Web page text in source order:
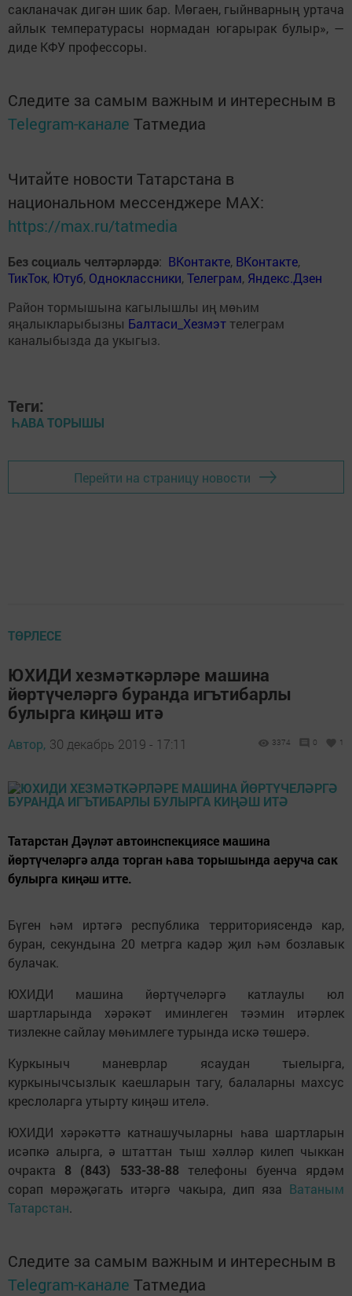
сакланачак дигән шик бар. Мөгаен, гыйнварның уртача
айлык температурасы нормадан югарырак булыр», —
диде КФУ профессоры.
Следите за самым важным и интересным в
Telegram-канале Татмедиа
Читайте новости Татарстана в
национальном мессенджере MАХ:
https://max.ru/tatmedia
Без социаль челтәрләрдә: ВКонтакте, ВКонтакте,
ТикТок, Ютуб, Одноклассники,Телеграм, Яндекс.Дзен
Район тормышына кагылышлы иң мөһим
яңалыкларыбызны Балтаси_Хезмэт телеграм
каналыбызда да укыгыз.
Теги:
ҺАВА ТОРЫШЫ
Перейти на страницу новости
ТӨРЛЕСЕ
ЮХИДИ хезмәткәрләре машина
йөртүчеләргә буранда игътибарлы
булырга киңәш итә
Автор, 30 декабрь 2019 - 17:11 3374 0 1
Татарстан Дәүләт автоинспекциясе машина
йөртүчеләргә алда торган һава торышында аеруча сак
булырга киңәш итте.
Бүген һәм иртәгә республика территориясендә кар,
буран, секундына 20 метрга кадәр җил һәм бозлавык
булачак.
ЮХИДИ машина йөртүчеләргә катлаулы юл
шартларында хәрәкәт иминлеген тәэмин итәрлек
тизлекне сайлау мөһимлеге турында искә төшерә.
Куркыныч маневрлар ясаудан тыелырга,
куркынычсызлык каешларын тагу, балаларны махсус
креслоларга утырту киңәш ителә.
ЮХИДИ хәрәкәттә катнашучыларны һава шартларын
исәпкә алырга, ә штаттан тыш хәлләр килеп чыккан
очракта 8 (843) 533-38-88 телефоны буенча ярдәм
сорап мөрәҗәгать итәргә чакыра, дип яза Ватаным
Татарстан.
Следите за самым важным и интересным в
Telegram-канале Татмедиа